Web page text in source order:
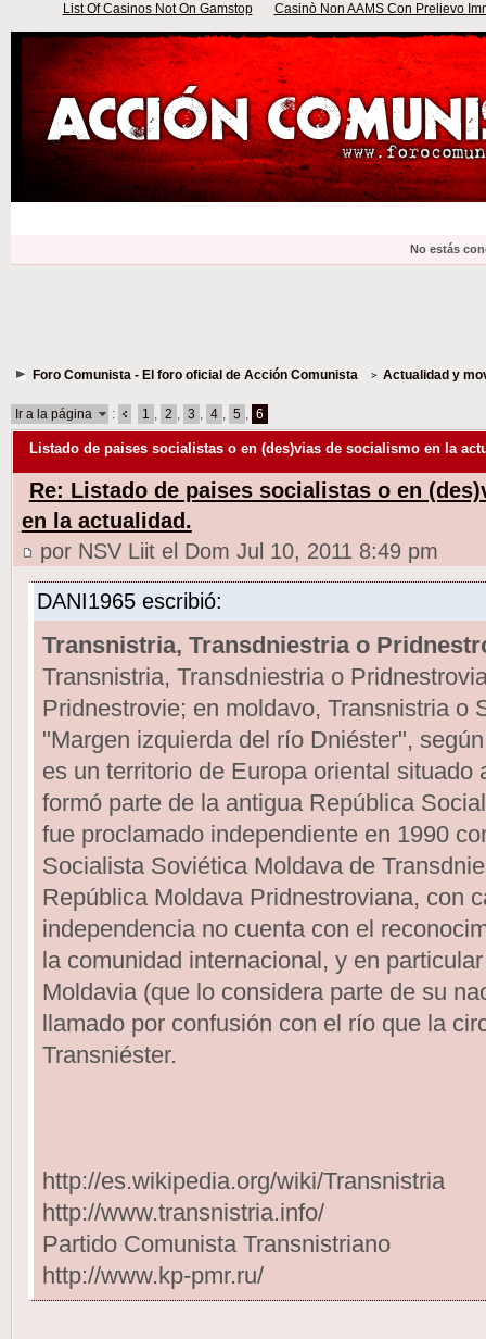
List Of Casinos Not On Gamstop Casinò Non AAMS Con Prelievo
No estás
Foro Comunista - El foro oficial de Acción Comunista Actualidad y
Ir a la página : 1 2 3 4 5 6
Listado de paises socialistas o en (des)vias de socialismo en la
Re: Listado de paises socialistas o en
en la actualidad.
por NSV Liit el Dom Jul 10, 2011 8:49 pm
DANI1965 escribió:
Transnistria, Transdniestria o
Transnistria, Transdniestria o
Pridnestrovie; en moldavo, Transnistria o
"Margen izquierda del río Dniéster",
es un territorio de Europa oriental situado
formó parte de la antigua República
fue proclamado independiente en 1990
Socialista Soviética Moldava de
República Moldava Pridnestroviana, con
independencia no cuenta con el
la comunidad internacional, y en
Moldavia (que lo considera parte de su
llamado por confusión con el río que la
Transniéster.
http://es.wikipedia.org/wiki/Transnistria
http://www.transnistria.info/
Partido Comunista Transnistriano
http://www.kp-pmr.ru/